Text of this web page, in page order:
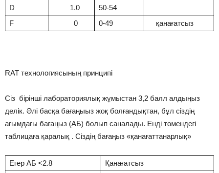
D
1.0
50-54
F
0 0-49 қанағатсыз
RAT технологиясының принципі
Сіз бірінші лабораториялық жұмыстан 3,2 балл алдыңыз
делік. Әлі басқа бағаңыыз жоқ болғандықтан, бұл сіздің
ағымдағы бағаңыз (АБ) болып саналады. Енді төмендегі
таблицаға қаралық . Сіздің бағаңыз «қанағаттанарлық»
Егер АБ <2.8
Қанағатсыз